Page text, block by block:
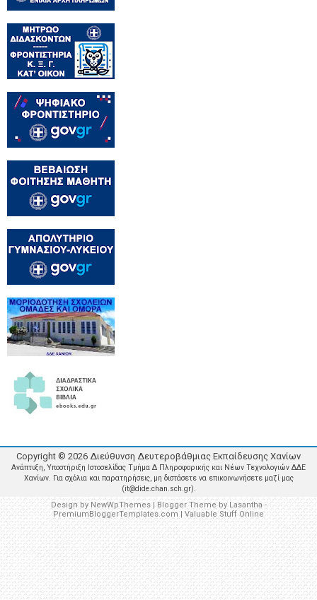
Copyright © 2026 Διεύθυνση Δευτεροβάθμιας Εκπαίδευσης Χανίων
Ανάπτυξη, Υποστήριξη Ιστοσελίδας Τμήμα Δ Πληροφορικής και Νέων Τεχνολογιών ΔΔΕ
Χανίων. Για σχόλια και παρατηρήσεις, μη διστάσετε να επικοινωνήσετε μαζί μας
(it@dide.chan.sch.gr).
Design by NewWpThemes| Blogger Theme by Lasantha -
PremiumBloggerTemplates.com |Valuable Stuff Online